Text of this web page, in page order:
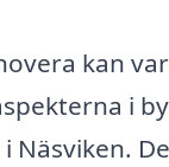
kan
i
Näsviken.